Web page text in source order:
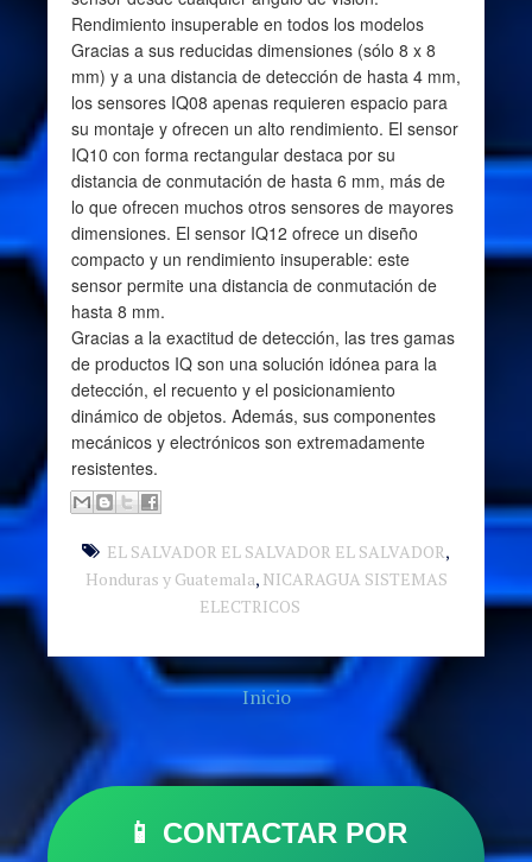
Rendimiento insuperable en todos los modelos
Gracias a sus reducidas dimensiones (sólo 8 x 8
mm) y a una distancia de detección de hasta 4 mm,
los sensores IQ08 apenas requieren espacio para
su montaje y ofrecen un alto rendimiento. El sensor
IQ10 con forma rectangular destaca por su
distancia de conmutación de hasta 6 mm, más de
lo que ofrecen muchos otros sensores de mayores
dimensiones. El sensor IQ12 ofrece un diseño
compacto y un rendimiento insuperable: este
sensor permite una distancia de conmutación de
hasta 8 mm.
Gracias a la exactitud de detección, las tres gamas
de productos IQ son una solución idónea para la
detección, el recuento y el posicionamiento
dinámico de objetos. Además, sus componentes
mecánicos y electrónicos son extremadamente
resistentes.
EL SALVADOR EL SALVADOR EL SALVADOR,
Honduras y Guatemala, NICARAGUA SISTEMAS
ELECTRICOS
Inicio
📱 CONTACTAR POR